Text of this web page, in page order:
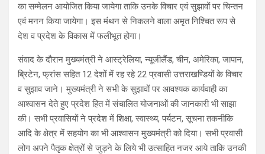
का सम्मेलन आयोजित किया जायेगा ताकि उनके विचार एवं सुझावों पर चिन्तन
एवं मनन किया जायेगा। इस मंथन से निकलने वाला अमृत निश्चित रूप से
देश व प्रदेश के विकास में फलीभूत होगा।
संवाद के दौरान मुख्यमंत्री ने आस्ट्रेलिया, न्यूजीलैंड, चीन, अमेरिका, जापान,
ब्रिटेन, फ्रांस सहित 12 देशों में रह रहे 22 प्रवासी उत्तराखण्डियों के विचार
व सुझाव जाने। मुख्यमंत्री ने सभी के सुझावों पर आवश्यक कार्यवाही का
आश्वासन देते हुए प्रदेश हित में संचालित योजनाओं की जानकारी भी साझा
की। सभी प्रवासियों ने प्रदेश में शिक्षा, स्वास्थ्य, पर्यटन, सूचना तकनीकि
आदि के क्षेत्र में सहयोग का भी आश्वासन मुख्यमंत्री को दिया। सभी प्रवासी
लोग अपने पैतृक क्षेत्रों से जुड़ने के लिये भी उत्साहित नजर आये ताकि उनकी